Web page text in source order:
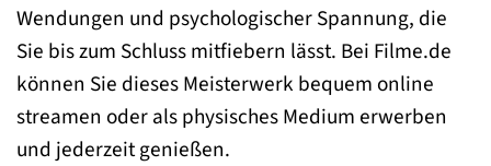
Wendungen und psychologischer Spannung, die
Sie bis zum Schluss mitfiebern lässt. Bei Filme.de
können Sie dieses Meisterwerk bequem online
streamen oder als physisches Medium erwerben
und jederzeit genießen.